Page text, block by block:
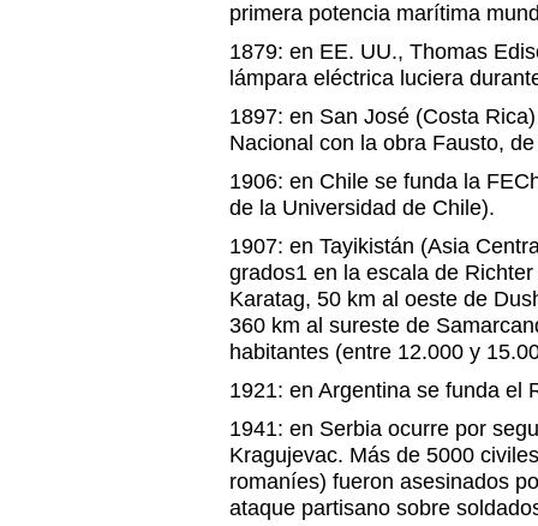
primera potencia marítima
1879: en EE. UU., Thomas
lámpara eléctrica luciera
1897: en San José (Costa
Nacional con la obra Fausto,
1906: en Chile se funda la
de la Universidad de Chile).
1907: en Tayikistán (Asia
grados1 en la escala de
Karatag, 50 km al oeste de
360 km al sureste de
habitantes (entre 12.000 y
1921: en Argentina se funda el
1941: en Serbia ocurre por
Kragujevac. Más de 5000
romaníes) fueron asesinados
ataque partisano sobre